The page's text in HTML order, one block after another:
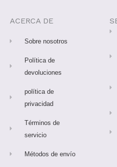
o
k
ACERCA DE
Sobre nosotros
Política de
devoluciones
política de
privacidad
Términos de
servicio
Métodos de envío